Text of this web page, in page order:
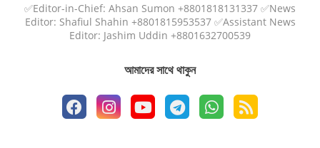
✅Editor-in-Chief: Ahsan Sumon +8801818131337 ✅News
Editor: Shafiul Shahin +8801815953537 ✅Assistant News
Editor: Jashim Uddin +8801632700539
আমাদের সাথে থাকুন